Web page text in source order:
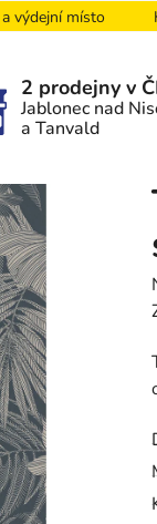
výdejní místo
2 prodejny v
Jablonec nad
a Tanvald